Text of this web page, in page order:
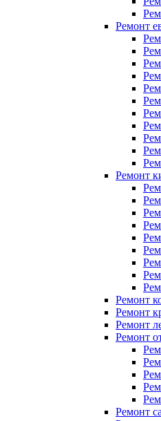
Ремонт
Ремонт
Ремонт
Ремонт
Ремонт
Ремонт
Ремонт